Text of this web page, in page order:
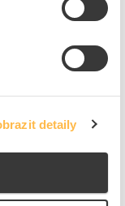
detaily
850m3/h s filtrem
9 737,90 Kč/ks
do košíku